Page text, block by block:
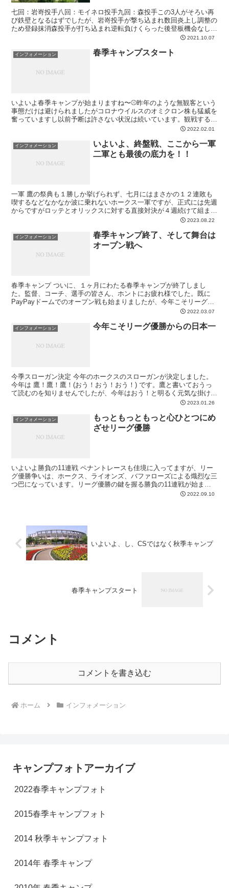
七回：岩嵜投手八回：モイネロ投手九回：森投手この3人がそろい再
び鉄壁となるはずでしたが、岩嵜投手が撃ち込まれ数回炎上し調整の
ため登録抹消森投手が打ち込まれ逆転負けくらった後登板機会なし昨
日はモイネロ投手が調整で投げましたが打たれました。 先...2021.10.07
インフォメーション 春季キャンプスタート
いよいよ春季キャンプが始まりますね〜⚾️昨年のような無観客という
事態だけは避けられましたがコロナウイルスのオミクロン株も猛威を
奮っていますし以前予断は許さない状況は続いています。観戦するよ
って方は今一度下記に定める感染対策を万全にして臨んで...2022.02.01
インフォメーション
いよいよ、終盤戦、ここから一軍
二軍とも最後の底力を！！
一軍 鷹の祭典も１勝しか挙げられず、七月にはまさかの１２連敗も
喫するなどなかなか波に乗れないホークス一軍ですが、正式には先週
からですがロッテとオリックスに対する直接対決が４週続けて組まれ
ています。ここでしっかりと底力を発揮してもらってまずは...2023.08.22
インフォメーション
春季キャンプ終了、そして舞台は
オープン戦へ
春季キャンプ ついに、１ヶ月にわたる春季キャンプが終了しまし
た。監督、コーチ、選手の皆さん、ホントにお疲れ様でした。既に
PayPayドームでのオープン戦も始まりましたが、今年こそリーグ優
勝からの日本一を達成してもらい来年の春季キャンプ時には...2022.03.07
インフォメーション 今年こそリーグ優勝からの日本一
今季スローガン決定 今年のホークスのスローガンが決定しました。
今年は 鷹！鷹！鷹！(おう！おう！おう！) です。鷹と書いておうっ
て読むのを知りませんでしたが、今年はおう！と明るく元気な掛け声
で全員全力でプレーしてもらいリーグ優勝と日本一だけ... 2023.01.26
インフォメーション
もっともっともっと心ひとつにめ
ざせリーグ優勝
いよいよ勝負の11連戦 ペナントレースも佳境に入ってますが、リー
グ優勝争いは、ホークス、ライオンズ、バファローズによる熾烈な三
つ巴になっています。リーグ優勝の鍵を握る勝負の11連戦が始まり
ます。何とか11連勝してリーグ優勝を手繰り寄せること... 2022.09.10
いよいよ、し、CSではなく秋季キャンプ
春季キャンプスタート
コメント
コメントを書き込む
ホーム インフォメーション
キャンプフォトアーカイブ
2022春季キャンプフォト
2015春季キャンプフォト
2014 秋季キャンプフォト
2014年 春季キャンプ